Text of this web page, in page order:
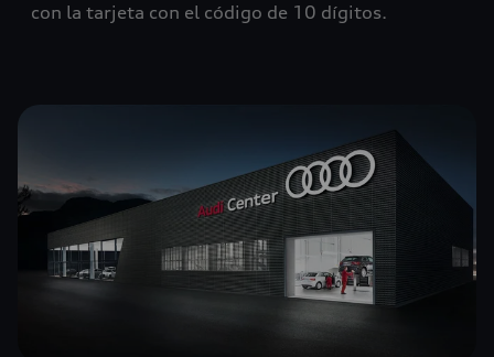
con la tarjeta con el código de 10 dígitos.